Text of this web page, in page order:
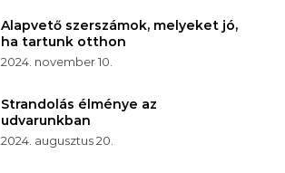
Alapvető szerszámok, melyeket jó,
ha tartunk otthon
2024. november 10.
Strandolás élménye az
udvarunkban
2024. augusztus 20.